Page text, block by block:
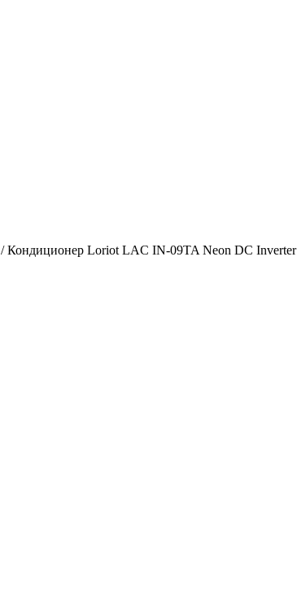
/ Кондиционер Loriot LAC IN-09TA Neon DC Inverter